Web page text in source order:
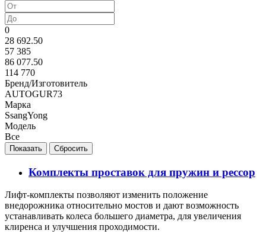
По популярности
0
28 692.50
57 385
86 077.50
114 770
Бренд/Изготовитель
AUTOGUR73
Марка
SsangYong
Модель
Все
Комплекты проставок для пружин и рессор
Лифт-комплекты позволяют изменить положение
внедорожника относительно мостов и дают возможность
устанавливать колеса большего диаметра, для увеличения
клиренса и улучшения проходимости.